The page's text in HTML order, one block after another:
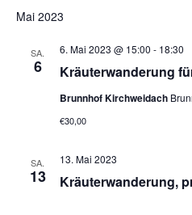
Mai 2023
SA.
6 Kräuterwanderung
6. Mai 2023 @ 15:00 - 18:30
Brunnhof Kirchweidach
€30,00
SA.
13 Kräuterwanderung,
13. Mai 2023